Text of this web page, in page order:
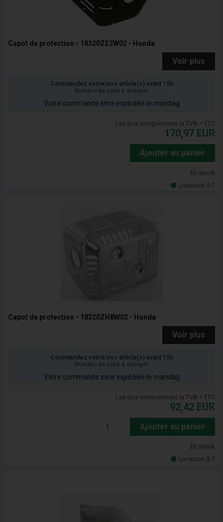
Capot de protection - 18320ZE2W02 - Honda
Voir plus
Commandez votre/vos article(s) avant 15h
Numéro de colis à envoyer
Votre commande sera expédiée le mandag
Les prix comprennent la TVA = TTC
170,97 EUR
Ajouter au panier
En stock
Livraison 5-7
Capot de protection - 18320ZH8W02 - Honda
Voir plus
Commandez votre/vos article(s) avant 15h
Numéro de colis à envoyer
Votre commande sera expédiée le mandag
Les prix comprennent la TVA = TTC
92,42 EUR
Ajouter au panier
En stock
Livraison 5-7